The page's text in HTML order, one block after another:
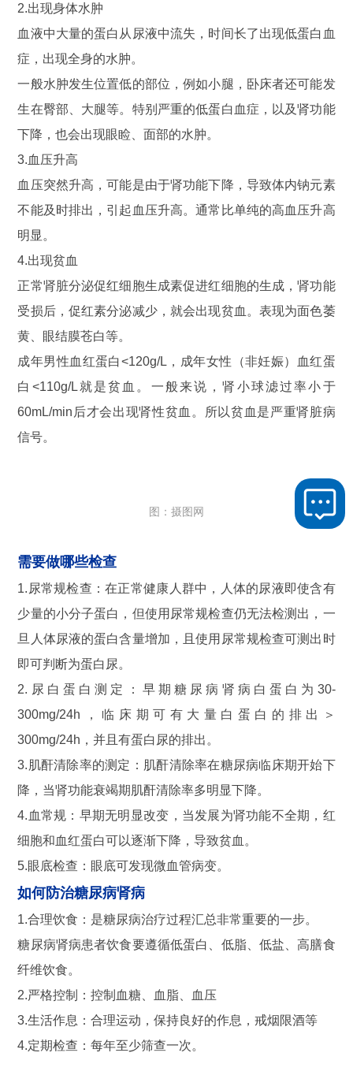
2.出现身体水肿
血液中大量的蛋白从尿液中流失，时间长了出现低蛋白血
症，出现全身的水肿。
一般水肿发生位置低的部位，例如小腿，卧床者还可能发
生在臀部、大腿等。特别严重的低蛋白血症，以及肾功能
下降，也会出现眼睑、面部的水肿。
3.血压升高
血压突然升高，可能是由于肾功能下降，导致体内钠元素
不能及时排出，引起血压升高。通常比单纯的高血压升高
明显。
4.出现贫血
正常肾脏分泌促红细胞生成素促进红细胞的生成，肾功能
受损后，促红素分泌减少，就会出现贫血。表现为面色萎
黄、眼结膜苍白等。
成年男性血红蛋白<120g/L，成年女性（非妊娠）血红蛋
白<110g/L就是贫血。一般来说，肾小球滤过率小于
60mL/min后才会出现肾性贫血。所以贫血是严重肾脏病
信号。
图：摄图网
需要做哪些检查
1.尿常规检查：在正常健康人群中，人体的尿液即使含有
少量的小分子蛋白，但使用尿常规检查仍无法检测出，一
旦人体尿液的蛋白含量增加，且使用尿常规检查可测出时
即可判断为蛋白尿。
2.尿白蛋白测定：早期糖尿病肾病白蛋白为30-
300mg/24h，临床期可有大量白蛋白的排出＞
300mg/24h，并且有蛋白尿的排出。
3.肌酐清除率的测定：肌酐清除率在糖尿病临床期开始下
降，当肾功能衰竭期肌酐清除率多明显下降。
4.血常规：早期无明显改变，当发展为肾功能不全期，红
细胞和血红蛋白可以逐渐下降，导致贫血。
5.眼底检查：眼底可发现微血管病变。
如何防治糖尿病肾病
1.合理饮食：是糖尿病治疗过程汇总非常重要的一步。
糖尿病肾病患者饮食要遵循低蛋白、低脂、低盐、高膳食
纤维饮食。
2.严格控制：控制血糖、血脂、血压
3.生活作息：合理运动，保持良好的作息，戒烟限酒等
4.定期检查：每年至少筛查一次。